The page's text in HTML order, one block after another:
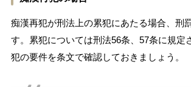
痴漢再犯が刑法上の累犯にあたる場合、刑
す。累犯については刑法56条、57条に規定
犯の要件を条文で確認しておきましょう。